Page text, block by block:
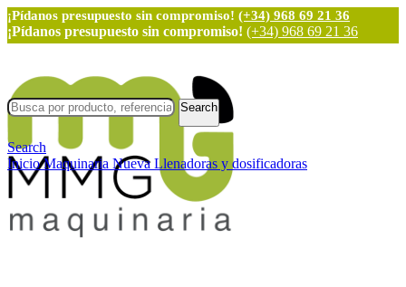
¡Pídanos presupuesto sin compromiso! (+34) 968 69 21 36
¡Pídanos presupuesto sin compromiso! (+34) 968 69 21 36
Search
Search
InicioMaquinaria NuevaLlenadoras y dosificadoras